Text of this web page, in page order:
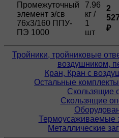
Промежуточный
элемент э/св
76х3/160 ППУ-
ПЭ 1000
7.96
кг /
1
шт
2
₽
Тройники, тройниковые
воздушником,
Кран, Кран с
Остальные
Скользящие
Скользящие
Термоусаживаемые
Металлические